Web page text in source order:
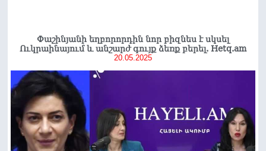
Փաշինյանի եղբորորդին նոր բիզնես է սկսել
Ուկրաինայում և անշարժ գույք ձեռք բերել. Hetq.am
20.05.2025